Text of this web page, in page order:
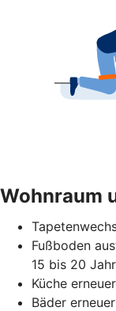
Wohnraum
Fußboden
15 bis 20
Küche
Bäder